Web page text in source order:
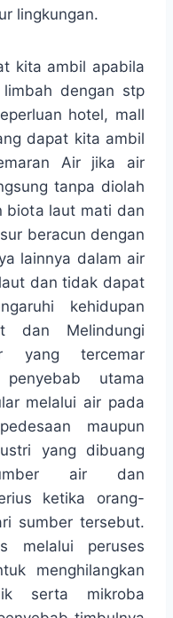
lingkungan.
kita ambil apabila
limbah dengan stp
hotel, mall
dapat kita ambil
Air jika air
tanpa diolah
biota laut mati dan
beracun dengan
lainnya dalam air
dan tidak dapat
kehidupan
dan Melindungi
yang tercemar
utama
melalui air pada
maupun
yang dibuang
air dan
ketika orang-
sumber tersebut.
melalui peruses
menghilangkan
serta mikroba